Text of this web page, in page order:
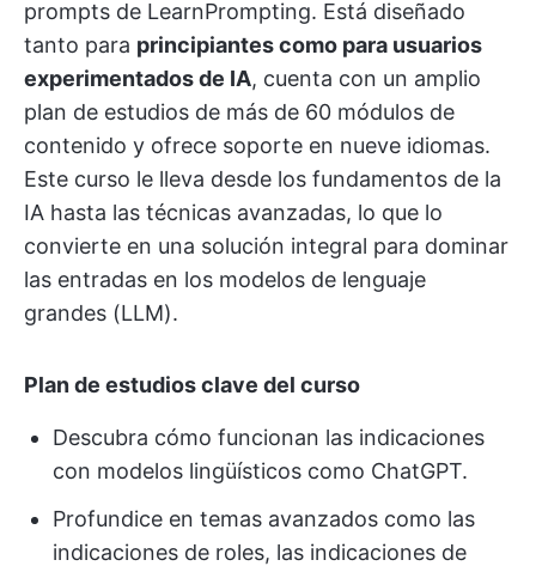
prompts de LearnPrompting. Está diseñado
tanto para principiantes como para usuarios
experimentados de IA, cuenta con un amplio
plan de estudios de más de 60 módulos de
contenido y ofrece soporte en nueve idiomas.
Este curso le lleva desde los fundamentos de la
IA hasta las técnicas avanzadas, lo que lo
convierte en una solución integral para dominar
las entradas en los modelos de lenguaje
grandes (LLM).
Plan de estudios clave del curso
Descubra cómo funcionan las indicaciones
con modelos lingüísticos como ChatGPT.
Profundice en temas avanzados como las
indicaciones de roles, las indicaciones de